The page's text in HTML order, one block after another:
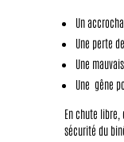
Un
Une perte
Une
Une gêne
En chute
sécurité du